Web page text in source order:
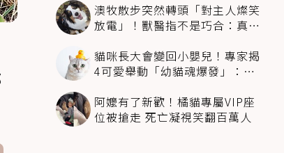
澳牧散步突然轉頭「對主人燦笑
放電」！獸醫指不是巧合：真相
貓咪長大會變回小嬰兒！專家揭
4可愛舉動「幼貓魂爆發」：本
阿嬤有了新歡！橘貓專屬VIP座
位被搶走 死亡凝視笑翻百萬人